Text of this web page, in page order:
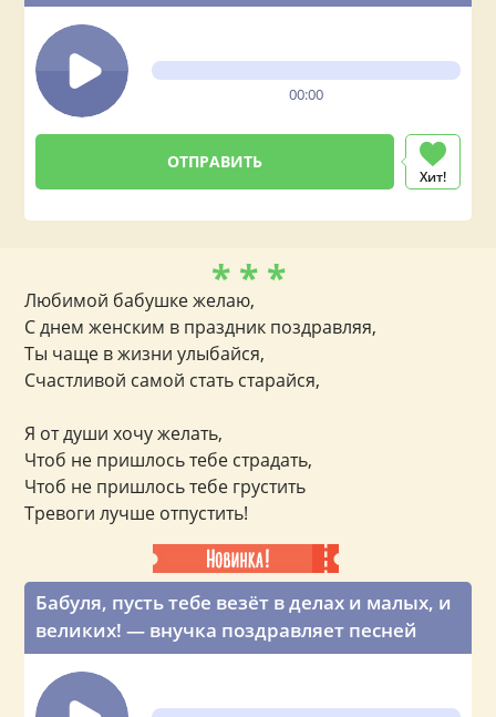
00:00
Хит!
Бабуля, пусть тебе везёт в делах и малых, и
великих! — внучка поздравляет песней
* * *
Любимой бабушке желаю,
С днем женским в праздник поздравляя,
Ты чаще в жизни улыбайся,
Счастливой самой стать старайся,
Я от души хочу желать,
Чтоб не пришлось тебе страдать,
Чтоб не пришлось тебе грустить
Тревоги лучше отпустить!